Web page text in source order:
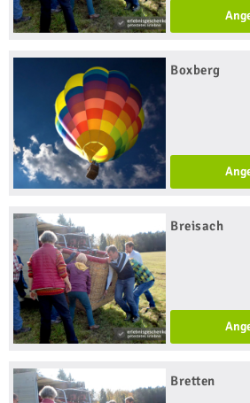
Boxberg
Breisach
Bretten